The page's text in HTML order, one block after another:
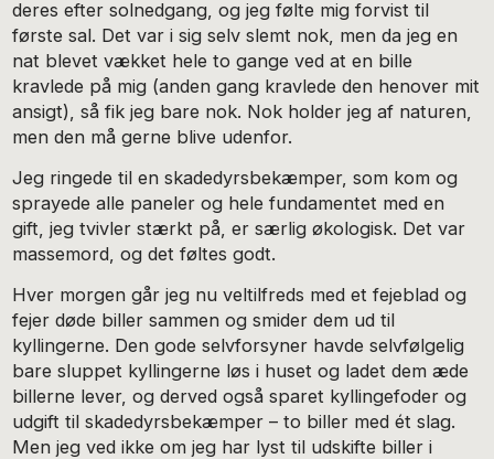
deres efter solnedgang, og jeg følte mig forvist til
første sal. Det var i sig selv slemt nok, men da jeg en
nat blevet vækket hele to gange ved at en bille
kravlede på mig (anden gang kravlede den henover mit
ansigt), så fik jeg bare nok. Nok holder jeg af naturen,
men den må gerne blive udenfor.
Jeg ringede til en skadedyrsbekæmper, som kom og
sprayede alle paneler og hele fundamentet med en
gift, jeg tvivler stærkt på, er særlig økologisk. Det var
massemord, og det føltes godt.
Hver morgen går jeg nu veltilfreds med et fejeblad og
fejer døde biller sammen og smider dem ud til
kyllingerne. Den gode selvforsyner havde selvfølgelig
bare sluppet kyllingerne løs i huset og ladet dem æde
billerne lever, og derved også sparet kyllingefoder og
udgift til skadedyrsbekæmper – to biller med ét slag.
Men jeg ved ikke om jeg har lyst til udskifte biller i